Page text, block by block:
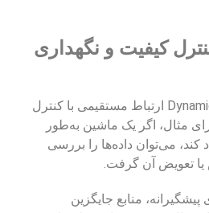
کیفیت و نگهداری
مدیریت منابع در Dynamics ۳۶۵ ارتباط مستقیمی با کنترل
مثال، اگر یک ماشین به‌طور
می‌توان داده‌ها را بررسی
تعویض آن گرفت.
منابع جایگزین